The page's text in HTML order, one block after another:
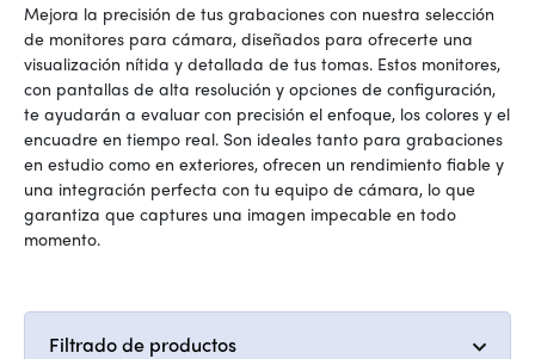
Mejora la precisión de tus grabaciones con nuestra selección
de monitores para cámara, diseñados para ofrecerte una
visualización nítida y detallada de tus tomas. Estos monitores,
con pantallas de alta resolución y opciones de configuración,
te ayudarán a evaluar con precisión el enfoque, los colores y el
encuadre en tiempo real. Son ideales tanto para grabaciones
en estudio como en exteriores, ofrecen un rendimiento fiable y
una integración perfecta con tu equipo de cámara, lo que
garantiza que captures una imagen impecable en todo
momento.
Filtrado de productos